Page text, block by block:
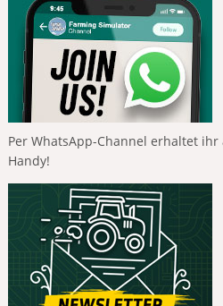
Per WhatsApp-Channel erhaltet
Handy!